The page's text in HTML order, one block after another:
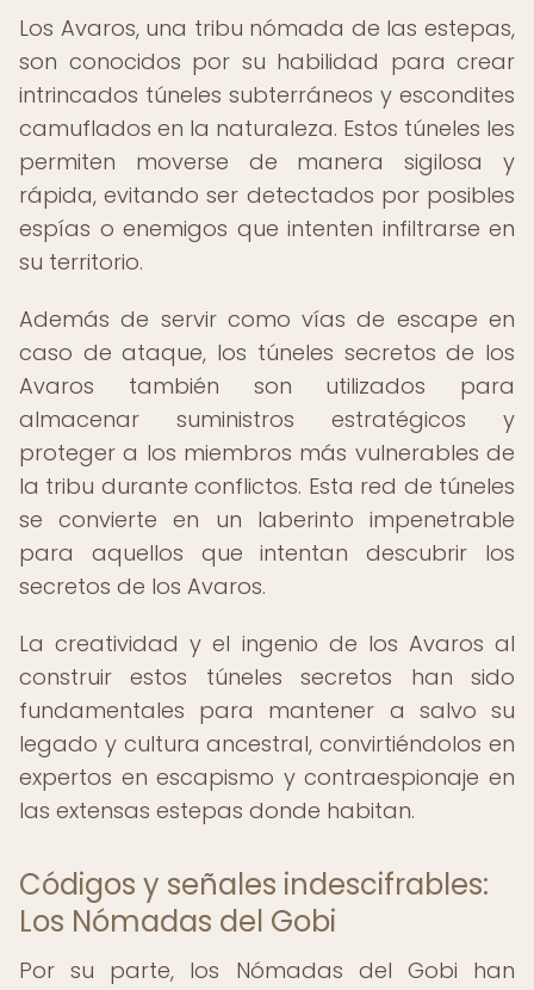
Los Avaros, una tribu nómada de las estepas,
son conocidos por su habilidad para crear
intrincados túneles subterráneos y escondites
camuflados en la naturaleza. Estos túneles les
permiten moverse de manera sigilosa y
rápida, evitando ser detectados por posibles
espías o enemigos que intenten infiltrarse en
su territorio.
Además de servir como vías de escape en
caso de ataque, los túneles secretos de los
Avaros también son utilizados para
almacenar suministros estratégicos y
proteger a los miembros más vulnerables de
la tribu durante conflictos. Esta red de túneles
se convierte en un laberinto impenetrable
para aquellos que intentan descubrir los
secretos de los Avaros.
La creatividad y el ingenio de los Avaros al
construir estos túneles secretos han sido
fundamentales para mantener a salvo su
legado y cultura ancestral, convirtiéndolos en
expertos en escapismo y contraespionaje en
las extensas estepas donde habitan.
Códigos y señales indescifrables:
Los Nómadas del Gobi
Por su parte, los Nómadas del Gobi han